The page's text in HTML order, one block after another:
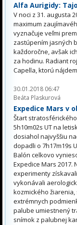
Alfa Aurigidy:
V noci z 31. augusta
maximum
vyznačuje veľmi
zastúpením jasných
každoročne, avšak
za hodinu. Radiant
Capella, ktorú
30.01.2018 06:47
Beáta Plaskurová
Expedice Mars v
Štart stratosférického
5h10m02s UT na
dosiahol najvyššiu
dopadli o 7h17m19s
Balón celkovo
Expedice Mars
experimenty
vykonávali
kozmického
extrémnych
palube umiestnený
snímok z palubnej